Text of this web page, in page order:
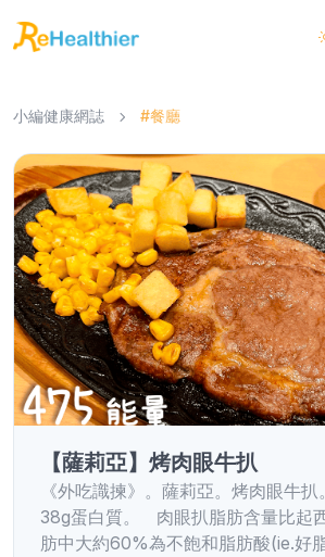
小編健康網誌 #餐廳
【薩莉亞】烤肉眼牛扒
《外吃識揀》。薩莉亞。烤肉眼牛扒
38g蛋白質。 肉眼扒脂肪含量比起
肪中大約60%為不飽和脂肪酸(ie.好